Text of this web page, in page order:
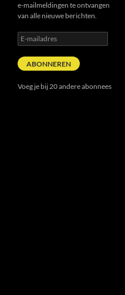
e-mailmeldingen te ontvangen
van alle nieuwe berichten.
E-
mailadres
ABONNEREN
Voeg je bij 20 andere abonnees